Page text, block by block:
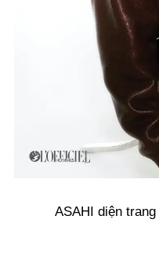
ASAHI diện